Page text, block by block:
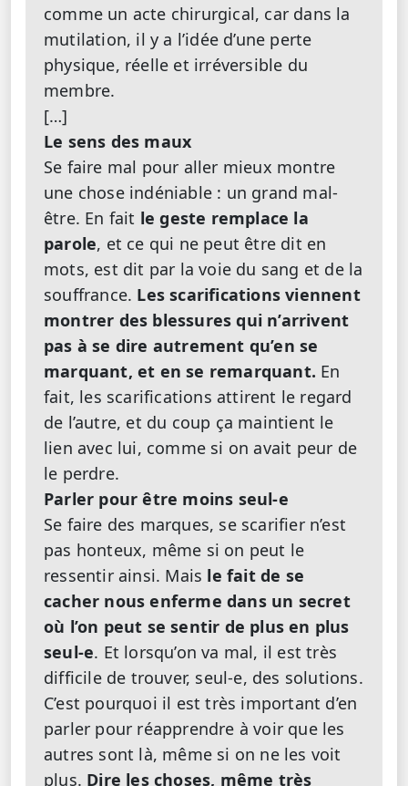
comme un acte chirurgical, car dans la
mutilation, il y a l’idée d’une perte
physique, réelle et irréversible du
membre.
[…]
Le sens des maux
Se faire mal pour aller mieux montre
une chose indéniable : un grand mal-
être. En fait le geste remplace la
parole, et ce qui ne peut être dit en
mots, est dit par la voie du sang et de la
souffrance. Les scarifications viennent
montrer des blessures qui n’arrivent
pas à se dire autrement qu’en se
marquant, et en se remarquant. En
fait, les scarifications attirent le regard
de l’autre, et du coup ça maintient le
lien avec lui, comme si on avait peur de
le perdre.
Parler pour être moins seul-e
Se faire des marques, se scarifier n’est
pas honteux, même si on peut le
ressentir ainsi. Mais le fait de se
cacher nous enferme dans un secret
où l’on peut se sentir de plus en plus
seul-e. Et lorsqu’on va mal, il est très
difficile de trouver, seul-e, des solutions.
C’est pourquoi il est très important d’en
parler pour réapprendre à voir que les
autres sont là, même si on ne les voit
plus. Dire les choses, même très